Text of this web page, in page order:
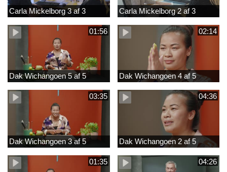
Carla Mickelborg 3 af 3 Carla Mickelborg 2 af 3
01:56
Dak Wichangoen 5 af 5
02:14
Dak Wichangoen 4 af 5
03:35
Dak Wichangoen 3 af 5
04:36
Dak Wichangoen 2 af 5
01:35 04:26